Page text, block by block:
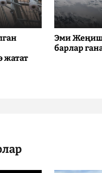
жатат
Эми Жеңиш
барлар